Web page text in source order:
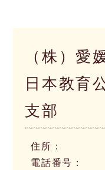
（株）愛
日本教育
支部
住所：
電話番号：